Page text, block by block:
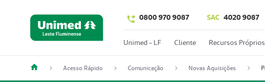
0800 970 9087 SAC 4020 9087
Unimed - LF Cliente Recursos Próprios
Acesso Rápido Comunicação Novas Aquisições